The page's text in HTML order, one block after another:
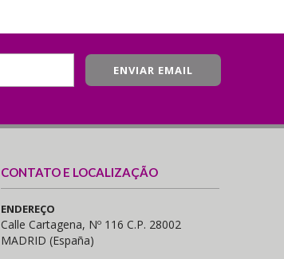
CONTATO E LOCALIZAÇÃO
ENDEREÇO
Calle Cartagena, Nº 116 C.P. 28002
MADRID (España)